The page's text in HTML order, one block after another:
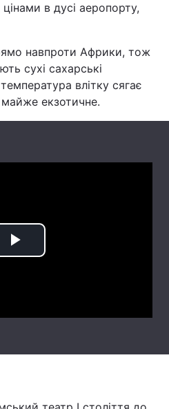
Погода
цінами в дусі аеропорту,
навпроти Африки, тож
сухі сахарські
влітку сягає
екзотичне.
Play